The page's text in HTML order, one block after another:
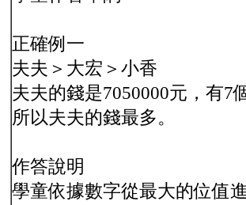
正確例一
夫夫＞大宏＞小香
夫夫的錢是7050000元，有7
所以夫夫的錢最多。
作答說明
學童依據數字從最大的位值